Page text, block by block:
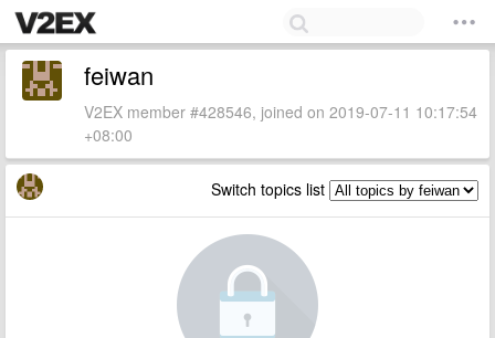
feiwan
V2EX member #428546, joined on 2019-07-11 10:17:54
+08:00
Switch topics list